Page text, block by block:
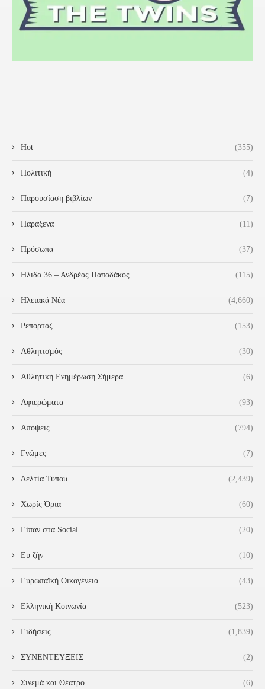
Hot (355)
Πολιτική (4)
Παρουσίαση βιβλίων (7)
Παράξενα (11)
Πρόσωπα (37)
Ηλιδα 36 – Ανδρέας Παπαδάκος (115)
Ηλειακά Νέα (4,660)
Ρεπορτάζ (153)
Αθλητισμός (30)
Αθλητική Ενημέρωση Σήμερα (6)
Αφιερώματα (93)
Απόψεις (794)
Γνώμες (7)
Δελτία Τύπου (2,439)
Χωρίς Όρια (60)
Είπαν στα Social (20)
Ευ ζήν (10)
Ευρωπαϊκή Οικογένεια (43)
Ελληνική Κοινωνία (523)
Ειδήσεις (1,839)
ΣΥΝΕΝΤΕΥΞΕΙΣ (2)
Σινεμά και Θέατρο (6)